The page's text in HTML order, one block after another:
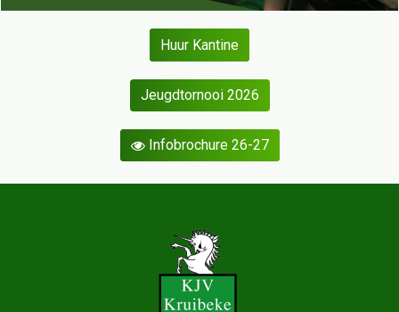
Huur Kantine
Jeugdtornooi 2026
Infobrochure 26-27